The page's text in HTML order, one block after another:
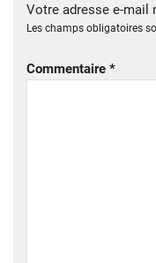
Votre adresse e-mail
Les champs obligatoires
Commentaire *